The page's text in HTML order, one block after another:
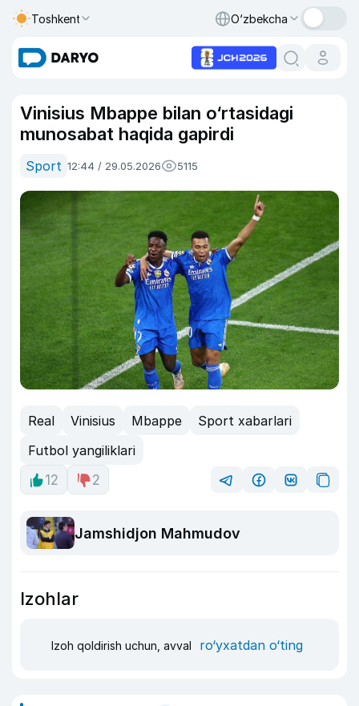
Toshkent O‘zbekcha
Vinisius Mbappe bilan o‘rtasidagi
munosabat haqida gapirdi
Sport 12:44 / 29.05.2026 5115
Real Vinisius Mbappe
Sport xabarlari
Futbol yangiliklari
12
2
Jamshidjon Mahmudov
Izohlar
Izoh qoldirish uchun, avval ro‘yxatdan o‘ting